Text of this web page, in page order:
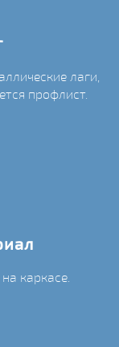
лаги,
профлист.
каркасе.